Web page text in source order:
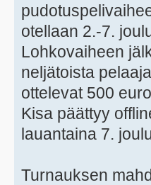
otellaan 2.-7.
Lohkovaiheen
neljätoista
ottelevat 500
Kisa päättyy
lauantaina 7.
Turnauksen